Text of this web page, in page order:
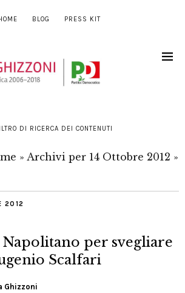
BLOG PRESS KIT
DI RICERCA DEI CONTENUTI
» Archivi per 14 Ottobre 2012 »
2012
per svegliare
Scalfari
Ghizzoni